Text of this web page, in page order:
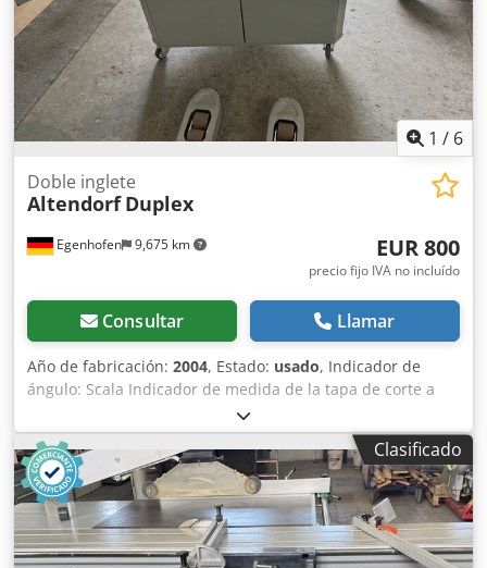
1 / 6
Egenhofen 9,675 km
Doble inglete
Altendorf Duplex
EUR 800
precio fijo IVA no incluído
Consultar Llamar
Año de fabricación: 2004, Estado: usado, Indicador de
ángulo: Scala Indicador de medida de la tapa de corte a
medida: Scala Codpfxezqyxre Afljrf
Clasificado